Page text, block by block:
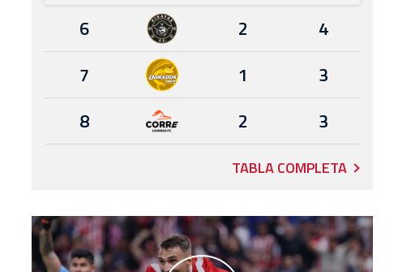
6
2
4
7
1
3
8
2 3
TABLA COMPLETA